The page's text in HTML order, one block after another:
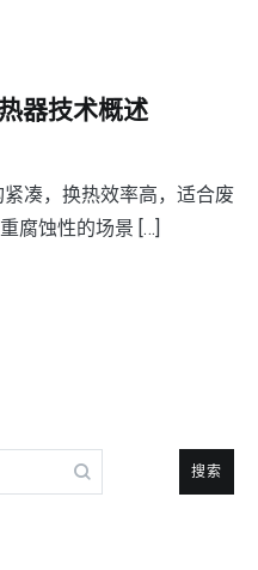
器技术概述
凑，换热效率高，适合废
腐蚀性的场景 […]